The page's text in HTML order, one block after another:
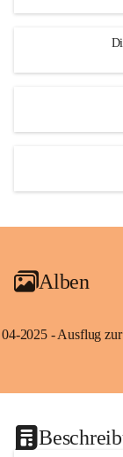
Alben